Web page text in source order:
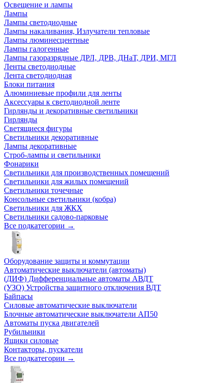
Освещение и лампы
Лампы
Лампы светодиодные
Лампы накаливания, Излучатели тепловые
Лампы люминесцентные
Лампы галогенные
Лампы газоразрядные ДРЛ, ДРВ, ДНаТ, ДРИ, МГЛ
Ленты светодиодные
Лента светодиодная
Блоки питания
Алюминиевые профили для ленты
Аксессуары к светодиодной ленте
Гирлянды и декоративные светильники
Гирлянды
Светящиеся фигуры
Светильники декоративные
Лампы декоративные
Строб-лампы и светильники
Фонарики
Светильники для производственных помещений
Светильники для жилых помещений
Светильники точечные
Консольные светильники (кобра)
Светильники для ЖКХ
Светильники садово-парковые
Все подкатегории →
Оборудование защиты и коммутации
Автоматические выключатели (автоматы)
(ДИФ) Дифференциальные автоматы АВДТ
(УЗО) Устройства защитного отключения ВДТ
Байпасы
Силовые автоматические выключатели
Блочные автоматические выключатели АП50
Автоматы пуска двигателей
Рубильники
Ящики силовые
Контакторы, пускатели
Все подкатегории →